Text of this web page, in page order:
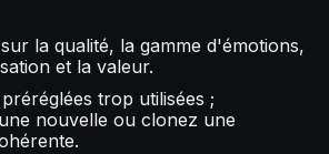
la qualité, la gamme d'émotions,
et la valeur.
trop utilisées ;
nouvelle ou clonez une